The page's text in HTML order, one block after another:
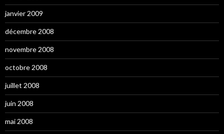
janvier 2009
décembre 2008
novembre 2008
octobre 2008
juillet 2008
juin 2008
mai 2008